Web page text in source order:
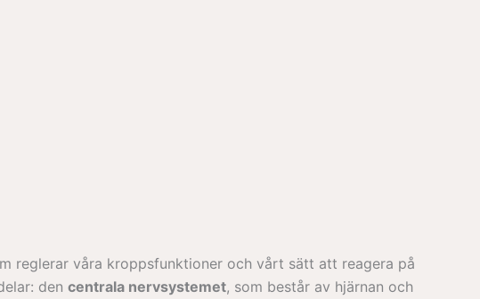
reglerar våra kroppsfunktioner och vårt sätt att reagera på
den centrala nervsystemet, som består av hjärnan och